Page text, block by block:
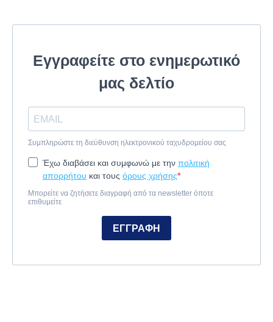
Εγγραφείτε στο ενημερωτικό
μας δελτίο
Συμπληρώστε τη διεύθυνση ηλεκτρονικού ταχυδρομείου σας
Έχω διαβάσει και συμφωνώ με την πολιτική
απορρήτου και τους όρους χρήσης
Μπορείτε να ζητήσετε διαγραφή από τα newsletter όποτε
επιθυμείτε
ΕΓΓΡΑΦΗ